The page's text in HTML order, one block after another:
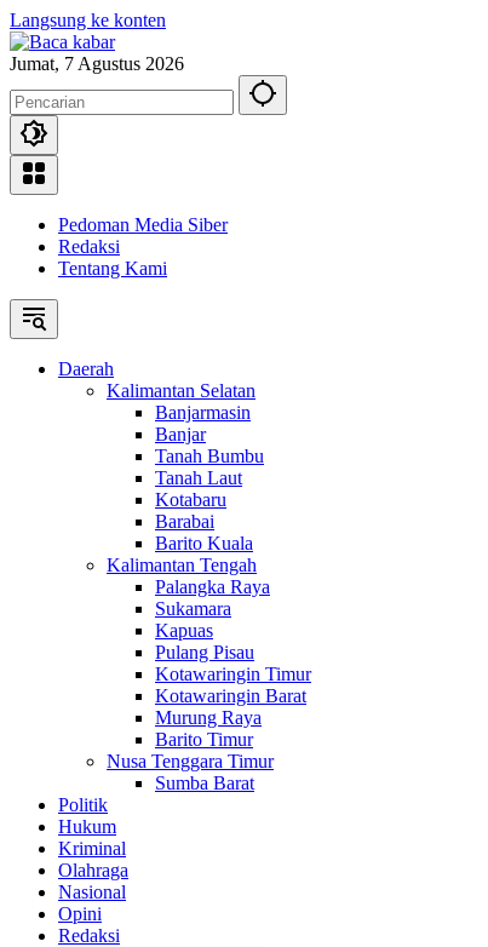
Langsung ke konten
Jumat, 7 Agustus 2026
Pedoman Media Siber
Redaksi
Tentang Kami
Daerah
Kalimantan Selatan
Banjarmasin
Banjar
Tanah Bumbu
Tanah Laut
Kotabaru
Barabai
Barito Kuala
Kalimantan Tengah
Palangka Raya
Sukamara
Kapuas
Pulang Pisau
Kotawaringin Timur
Kotawaringin Barat
Murung Raya
Barito Timur
Nusa Tenggara Timur
Sumba Barat
Politik
Hukum
Kriminal
Olahraga
Nasional
Opini
Redaksi